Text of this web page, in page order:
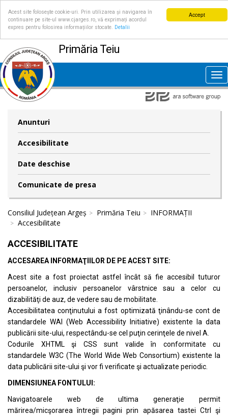
Accept
Acest site folosește cookie-uri. Prin utilizarea și navigarea în
continuare pe site-ul www.cjarges.ro, vă exprimați acordul
expres pentru folosirea informațiilor stocate.
Detalii
Primăria Teiu
Anunturi
Accesibilitate
Date deschise
Comunicate de presa
Consiliul Județean Argeș Primăria Teiu
INFORMAȚII
Accesibilitate
ACCESIBILITATE
ACCESAREA INFORMAŢIILOR DE PE ACEST SITE:
Acest site a fost proiectat astfel încât să fie accesibil tuturor
persoanelor, inclusiv persoanelor vârstnice sau a celor cu
dizabilităţi de auz, de vedere sau de mobilitate.
Accesibilitatea conţinutului a fost optimizată ţinându-se cont de
standardele WAI (Web Accessibility Initiative) existente la data
publicării site-ului, respectându-se cel puţin cerinţele de nivel A.
Codurile XHTML şi CSS sunt valide în conformitate cu
standardele W3C (The World Wide Web Consortium) existente la
data publicării site-ului şi vor fi verificate şi actualizate periodic.
DIMENSIUNEA FONTULUI:
Navigatoarele web de ultima generaţie permit
mărirea/micşorarea întregii pagini prin apăsarea tastei Ctrl şi